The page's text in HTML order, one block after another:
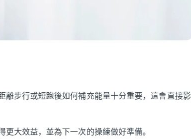
步行或短跑後如何補充能量十分重要，這會直接影
大效益，並為下一次的操練做好準備。